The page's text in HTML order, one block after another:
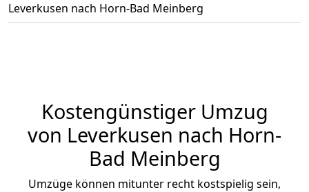
Leverkusen nach Horn-Bad Meinberg
Kostengünstiger Umzug
von Leverkusen nach Horn-
Bad Meinberg
Umzüge können mitunter recht kostspielig sein,